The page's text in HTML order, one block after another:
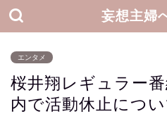
妄想主婦
エンタメ
桜井翔レギュラー
内で活動休止につ